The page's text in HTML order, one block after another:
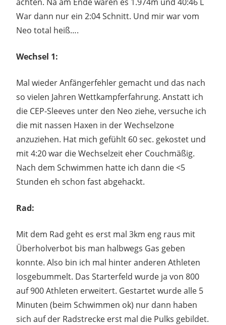
War dann nur ein 2:04 Schnitt. Und mir war vom
Neo total heiß….
Wechsel 1:
Mal wieder Anfängerfehler gemacht und das nach
so vielen Jahren Wettkampferfahrung. Anstatt ich
die CEP-Sleeves unter den Neo ziehe, versuche ich
die mit nassen Haxen in der Wechselzone
anzuziehen. Hat mich gefühlt 60 sec. gekostet und
mit 4:20 war die Wechselzeit eher Couchmäßig.
Nach dem Schwimmen hatte ich dann die <5
Stunden eh schon fast abgehackt.
Rad:
Mit dem Rad geht es erst mal 3km eng raus mit
Überholverbot bis man halbwegs Gas geben
konnte. Also bin ich mal hinter anderen Athleten
losgebummelt. Das Starterfeld wurde ja von 800
auf 900 Athleten erweitert. Gestartet wurde alle 5
Minuten (beim Schwimmen ok) nur dann haben
sich auf der Radstrecke erst mal die Pulks gebildet.